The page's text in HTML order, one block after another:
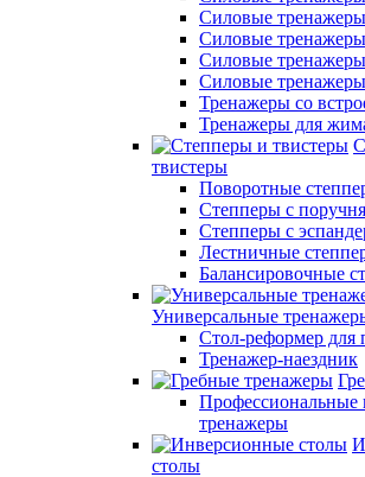
Силовые тренажеры
Силовые
Силовые
Силовые
Тренажеры со
Тренажеры для
твистеры
Поворотные
Степперы с
Степперы с
Лестничные
Балансировочные
Универсальные
Стол-реформер для
Тренажер-наездник
Профессиональные
тренажеры
столы